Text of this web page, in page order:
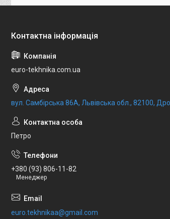
euro-tekhnika.com.ua
вул. Самбірська 86А, Львівська обл., 82100,
Петро
+380 (93) 806-11-82
Менеджер
euro.tekhnikaa@gmail.com